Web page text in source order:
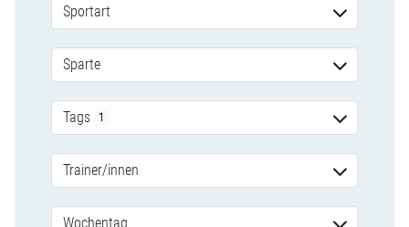
Sportart
Sparte
Tags 1
Trainer/innen
Wochentag